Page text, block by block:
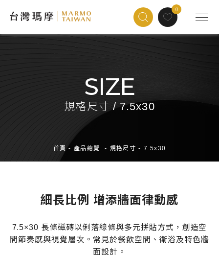
SIZE
規格尺寸 / 7.5x30
首頁 - 產品總覽 - 規格尺寸 - 7.5x30
細長比例 增添牆面律動感
7.5×30 長條磁磚以俐落線條與多元拼貼方式，創造空
間節奏感與視覺層次。常見於餐飲空間、衛浴及特色牆
面設計。
0